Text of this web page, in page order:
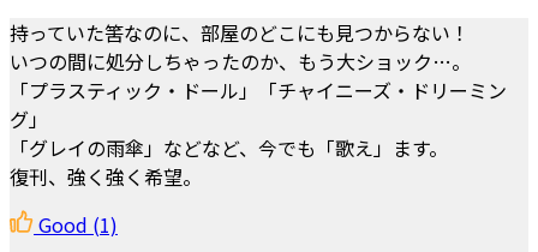
持っていた筈なのに、部屋のどこにも見つからない！
いつの間に処分しちゃったのか、もう大ショック…。
「プラスティック・ドール」「チャイニーズ・ドリーミン
グ」
「グレイの雨傘」などなど、今でも「歌え」ます。
復刊、強く強く希望。
Good (1)